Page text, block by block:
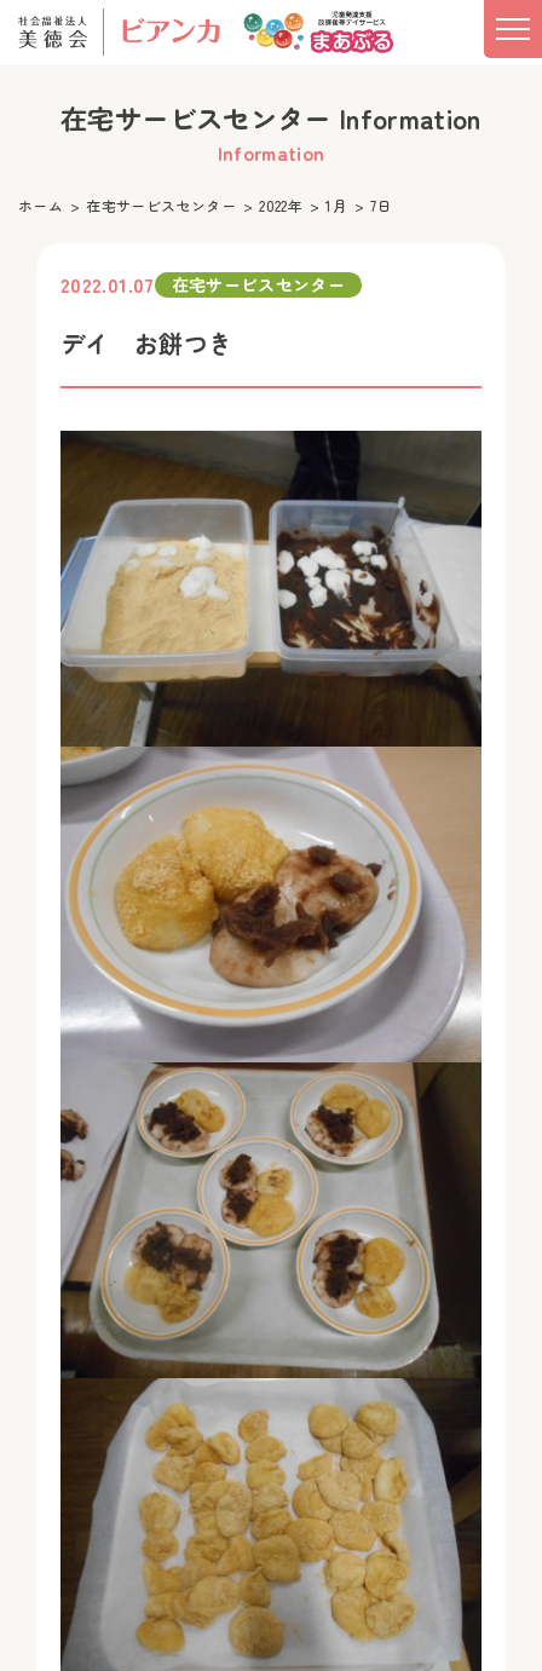
在宅サービスセンター Information
Information
ホーム 在宅サービスセンター 2022年 1月 7日
2022.01.07 在宅サービスセンター
デイ お餅つき